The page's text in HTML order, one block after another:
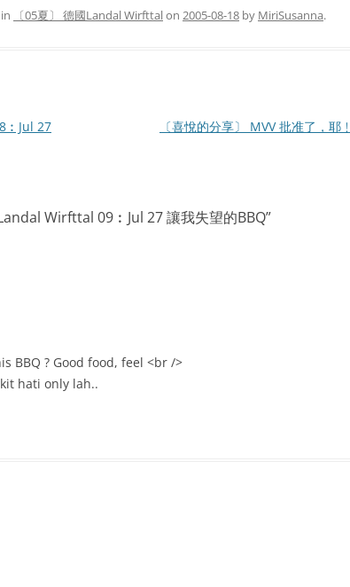
〔05夏〕 德國Landal Wirfttalon 2005-08-18 by MiriSusanna.
27
〔喜悅的分享〕 MVV 批准了，耶﹗
Wirfttal 09︰Jul 27 讓我失望的BBQ”
BBQ ? Good food, feel <br />
hati only lah..